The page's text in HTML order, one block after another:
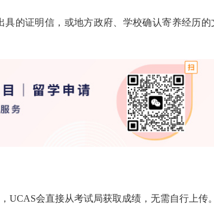
的证明信，或地方政府、学校确认寄养经历的
UCAS会直接从考试局获取成绩，无需自行上传